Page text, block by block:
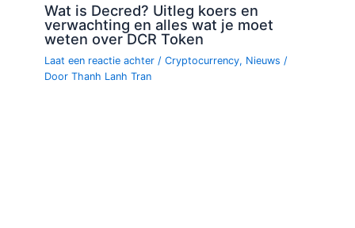
Wat is Decred? Uitleg koers en
verwachting en alles wat je moet
weten over DCR Token
Laat een reactie achter /Cryptocurrency, Nieuws /
DoorThanh Lanh Tran